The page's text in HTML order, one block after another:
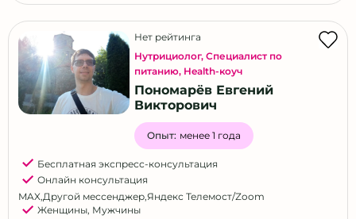
Нет рейтинга
Нутрициолог, Специалист по
питанию, Health-коуч
Пономарёв Евгений
Викторович
Опыт: менее 1 года
Бесплатная экспресс-консультация
Онлайн консультация
MAX,Другой мессенджер,Яндекс Телемост/Zoom
Женщины, Мужчины